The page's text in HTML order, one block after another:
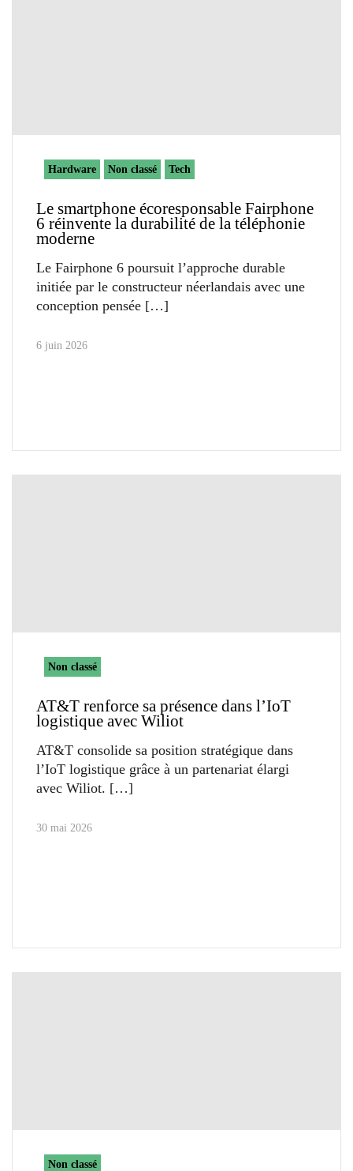
Hardware Non classé Tech
Le smartphone écoresponsable Fairphone
6 réinvente la durabilité de la téléphonie
moderne
Le Fairphone 6 poursuit l’approche durable
initiée par le constructeur néerlandais avec une
conception pensée
6 juin 2026
Non classé
AT&T renforce sa présence dans l’IoT
logistique avec Wiliot
AT&T consolide sa position stratégique dans
l’IoT logistique grâce à un partenariat élargi
avec Wiliot.
30 mai 2026
Non classé